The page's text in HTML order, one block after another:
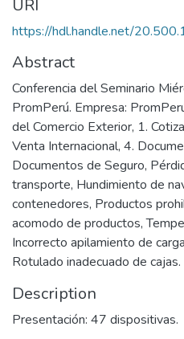
URI
https://hdl.handle.net/
Abstract
Conferencia del Seminario
PromPerú. Empresa:
del Comercio Exterior, 1.
Venta Internacional, 4.
Documentos de Seguro,
transporte, Hundimiento de
contenedores, Productos
acomodo de productos,
Incorrecto apilamiento de
Rotulado inadecuado de cajas.
Description
Presentación: 47 dispositivas.